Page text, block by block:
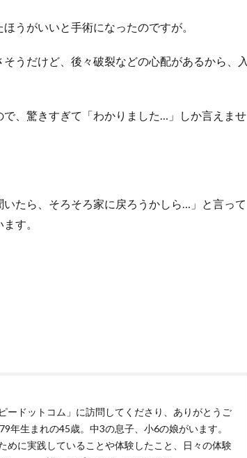
うがいいと手術になったのですが。
うだけど、後々破裂などの心配があるから、入
、驚きすぎて「わかりました…」しか言えませ
たら、そろそろ家に戻ろうかしら…」と言って
す。
ードットコム」に訪問してくださり、ありがとうご
年生まれの45歳。中3の息子、小6の娘がいます。
めに実践していることや体験したこと、日々の体験